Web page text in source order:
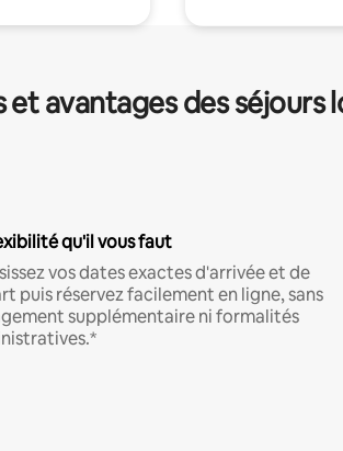
et avantages des séjours
qu'il vous faut
vos dates exactes d'arrivée et de
puis réservez facilement en ligne, sans
supplémentaire ni formalités